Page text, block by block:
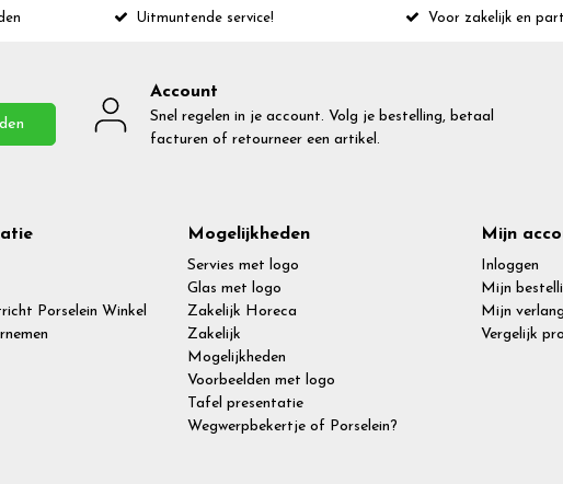
Uitmuntende service! Voor zakelijk en
Account
Snel regelen in je account. Volg je bestelling, betaal
facturen of retourneer een artikel.
Porselein Winkel
Mogelijkheden
Servies met logo
Glas met logo
Zakelijk Horeca
Zakelijk
Mogelijkheden
Voorbeelden met logo
Tafel presentatie
Wegwerpbekertje of Porselein?
Mijn
Inloggen
Mijn
Mijn
Vergelijk